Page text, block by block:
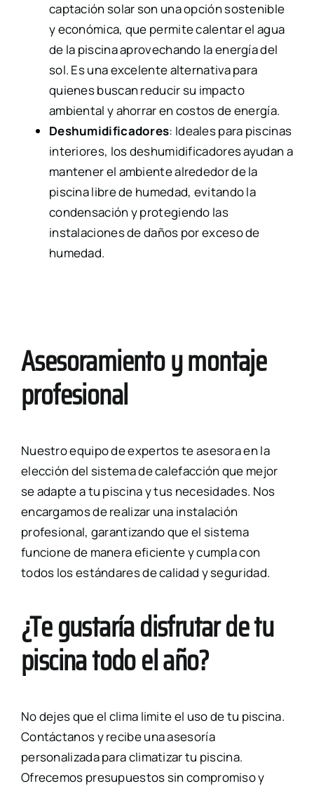
captación solar son una opción sostenible
y económica, que permite calentar el agua
de la piscina aprovechando la energía del
sol. Es una excelente alternativa para
quienes buscan reducir su impacto
ambiental y ahorrar en costos de energía.
Deshumidificadores: Ideales para piscinas
interiores, los deshumidificadores ayudan a
mantener el ambiente alrededor de la
piscina libre de humedad, evitando la
condensación y protegiendo las
instalaciones de daños por exceso de
humedad.
Asesoramiento y montaje
profesional
Nuestro equipo de expertos te asesora en la
elección del sistema de calefacción que mejor
se adapte a tu piscina y tus necesidades. Nos
encargamos de realizar una instalación
profesional, garantizando que el sistema
funcione de manera eficiente y cumpla con
todos los estándares de calidad y seguridad.
¿Te gustaría disfrutar de tu
piscina todo el año?
No dejes que el clima limite el uso de tu piscina.
Contáctanos y recibe una asesoría
personalizada para climatizar tu piscina.
Ofrecemos presupuestos sin compromiso y